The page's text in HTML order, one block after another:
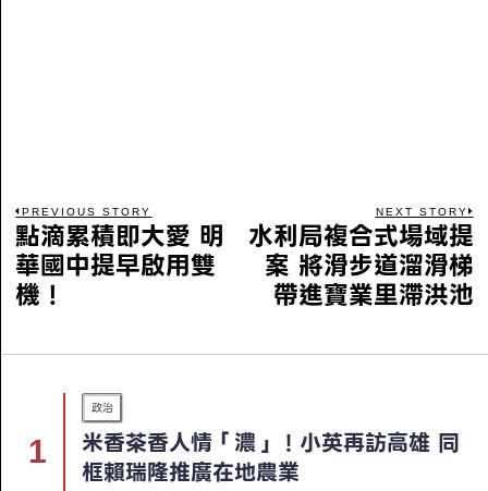
PREVIOUS STORY
點滴累積即大愛 明
華國中提早啟用雙
機！
NEXT STORY
水利局複合式場域提
案 將滑步道溜滑梯
帶進寶業里滯洪池
政治
米香茶香人情「濃」！小英再訪高雄 同
框賴瑞隆推廣在地農業